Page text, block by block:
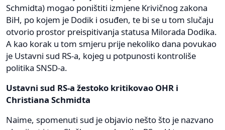
Schmidta) mogao poništiti izmjene Krivičnog zakona
BiH, po kojem je Dodik i osuđen, te bi se u tom slučaju
otvorio prostor preispitivanja statusa Milorada Dodika.
A kao korak u tom smjeru prije nekoliko dana povukao
je Ustavni sud RS-a, kojeg u potpunosti kontroliše
politika SNSD-a.
Ustavni sud RS-a žestoko kritikovao OHR i
Christiana Schmidta
Naime, spomenuti sud je objavio nešto što je nazvano